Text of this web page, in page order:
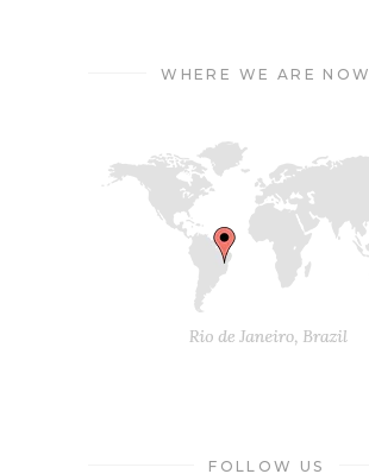
WHERE WE ARE NOW
FOLLOW US